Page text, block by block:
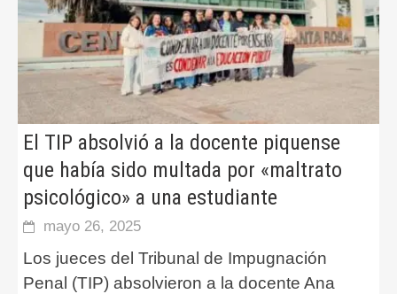
El TIP absolvió a la docente piquense
que había sido multada por «maltrato
psicológico» a una estudiante
mayo 26, 2025
Los jueces del Tribunal de Impugnación
Penal (TIP) absolvieron a la docente Ana